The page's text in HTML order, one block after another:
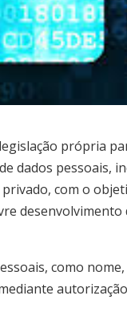
própria
dados pessoais,
com o
desenvolvimento
como nome,